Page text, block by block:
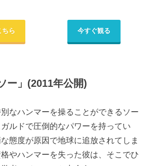
ちら 今すぐ観る
ー」(2011年公開)
なハンマーを操ることができるソー
ルドで圧倒的なパワーを持ってい
態度が原因で地球に追放されてしま
やハンマーを失った彼は、そこでひ